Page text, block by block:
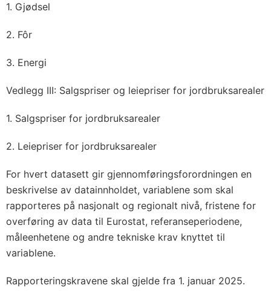
1. Gjødsel
2. Fôr
3. Energi
Vedlegg III: Salgspriser og leiepriser for jordbruksarealer
1. Salgspriser for jordbruksarealer
2. Leiepriser for jordbruksarealer
For hvert datasett gir gjennomføringsforordningen en
beskrivelse av datainnholdet, variablene som skal
rapporteres på nasjonalt og regionalt nivå, fristene for
overføring av data til Eurostat, referanseperiodene,
måleenhetene og andre tekniske krav knyttet til
variablene.
Rapporteringskravene skal gjelde fra 1. januar 2025.